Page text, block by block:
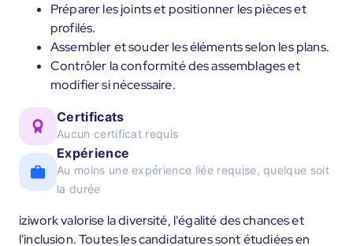
Préparer les joints et positionner les pièces et
profilés.
Assembler et souder les éléments selon les plans.
Contrôler la conformité des assemblages et
modifier si nécessaire.
Certificats
Aucun certificat requis
Expérience
Au moins une expérience liée requise, quelque soit
la durée
iziwork valorise la diversité, l'égalité des chances et
l'inclusion. Toutes les candidatures sont étudiées en